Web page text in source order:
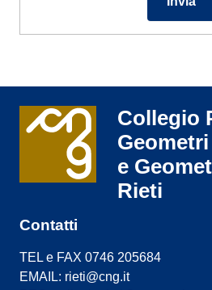
Collegio
Geometri
e
Rieti
Contatti
TEL e FAX 0746 205684
EMAIL: rieti@cng.it